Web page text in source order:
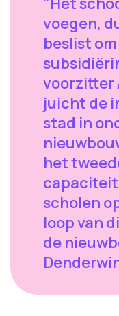
voegen,
beslist
voorzitter
juicht de
stad in
het
scholen
loop van
de